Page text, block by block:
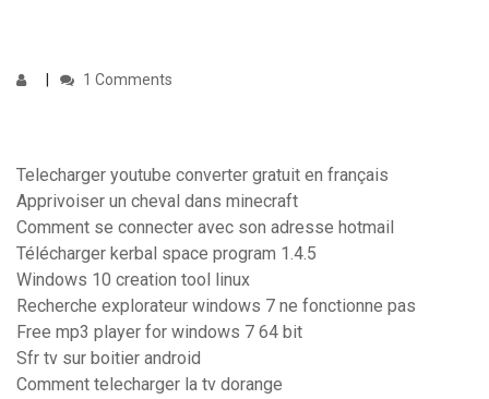
1 Comments
Telecharger youtube converter gratuit en français
Apprivoiser un cheval dans minecraft
Comment se connecter avec son adresse hotmail
Télécharger kerbal space program 1.4.5
Windows 10 creation tool linux
Recherche explorateur windows 7 ne fonctionne pas
Free mp3 player for windows 7 64 bit
Sfr tv sur boitier android
Comment telecharger la tv dorange